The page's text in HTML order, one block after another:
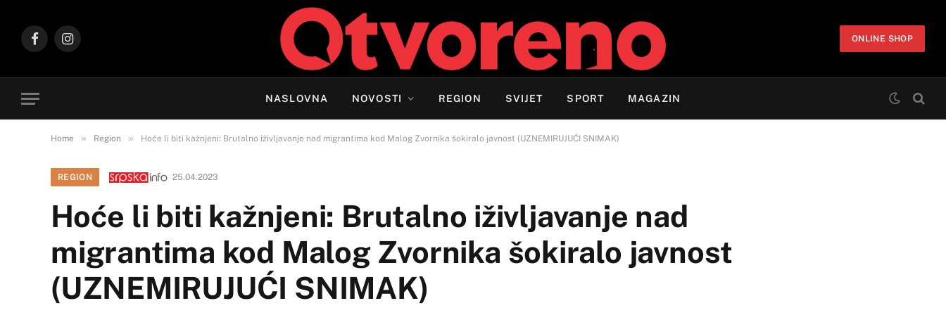
FacebookInstagram
ONLINE SHOP
NASLOVNA NOVOSTI REGION SVIJET SPORT MAGAZIN
Home » Region » Hoće li biti kažnjeni: Brutalno iživljavanje nad migrantima kod Malog Zvornika šokiralo javnost (UZNEMIRUJUĆI SNIMAK)
REGION 25.04.2023
Hoće li biti kažnjeni: Brutalno iživljavanje nad
migrantima kod Malog Zvornika šokiralo javnost
(UZNEMIRUJUĆI SNIMAK)